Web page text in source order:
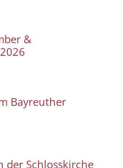
&
Bayreuther
der Schlosskirche